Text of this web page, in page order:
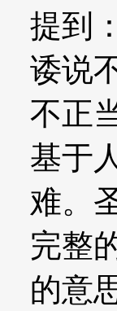
提到
诿说
不正
基于
难。
完整
的意